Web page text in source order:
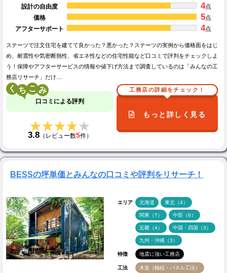
設計の自由度
4点
価格
5点
アフターサポート
4点
ステーツで注文住宅を建てて良かった？悪かった？ステーツの実例から価格面をはじ
め、耐震性や気密断熱性、省エネ性などの住宅性能など口コミで評判をチェックしよ
う！保障やアフターサービスの情報や値下げ方法まで調査しているのは「みんなの工
務店リサーチ」だけ…
く こ
口コミによる評判
★★★★★
★★★★★
3.8（レビュー数5件）
工務店の詳細をチェック！
もっと詳しく見る
BESSの坪単価とみんなの口コミや評判をリサーチ！
エリア 北海道 東北（4）
関東（7） 中部（6）
近畿（4） 中国・四国（3）
九州・沖縄（3）
特徴 地震に強い工務店
工法 木造（軸組・パネル工法）